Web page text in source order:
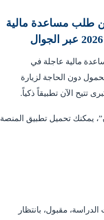
طلب مساعدة مالية
مالية عاجلة في
المحمول دون الحاجة لزيارة
تتيح الآن تطبيقاً ذكياً.
يمكنك تحميل تطبيق المنصة
مقبول، بانتظار